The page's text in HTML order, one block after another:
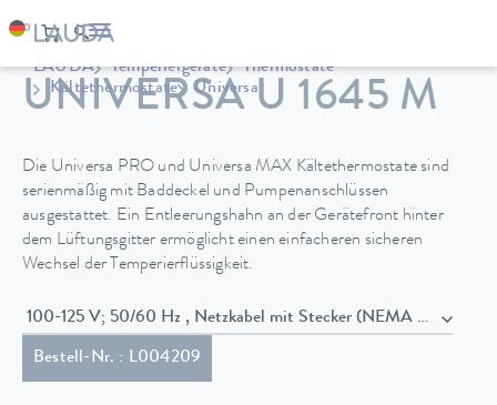
LAUDA Temperiergeräte
Thermostate
Kältethermostate
Universa
UNIVERSA U 1645 M
Die Universa PRO und Universa MAX Kältethermostate sind
serienmäßig mit Baddeckel und Pumpenanschlüssen
ausgestattet. Ein Entleerungshahn an der Gerätefront hinter
dem Lüftungsgitter ermöglicht einen einfacheren sicheren
Wechsel der Temperierflüssigkeit.
100-125 V; 50/60 Hz , Netzkabel mit Stecker (NEMA 5-20P)
Bestell-Nr. : L004209